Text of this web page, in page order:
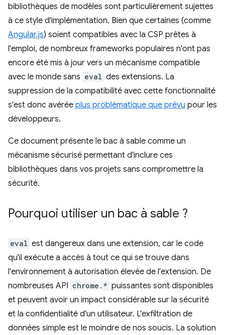
bibliothèques de modèles sont particulièrement sujettes
à ce style d'implémentation. Bien que certaines (comme
Angular.js) soient compatibles avec la CSP prêtes à
l'emploi, de nombreux frameworks populaires n'ont pas
encore été mis à jour vers un mécanisme compatible
avec le monde sans eval des extensions. La
suppression de la compatibilité avec cette fonctionnalité
s'est donc avérée plus problématique que prévu pour les
développeurs.
Ce document présente le bac à sable comme un
mécanisme sécurisé permettant d'inclure ces
bibliothèques dans vos projets sans compromettre la
sécurité.
Pourquoi utiliser un bac à sable ?
eval est dangereux dans une extension, car le code
qu'il exécute a accès à tout ce qui se trouve dans
l'environnement à autorisation élevée de l'extension. De
nombreuses API chrome.* puissantes sont disponibles
et peuvent avoir un impact considérable sur la sécurité
et la confidentialité d'un utilisateur. L'exfiltration de
données simple est le moindre de nos soucis. La solution